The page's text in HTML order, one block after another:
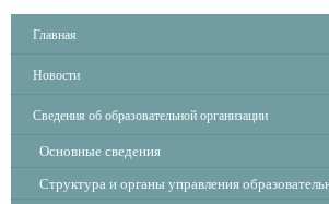
Главная
Новости
Сведения об образовательной организации
Основные сведения
Структура и органы управления